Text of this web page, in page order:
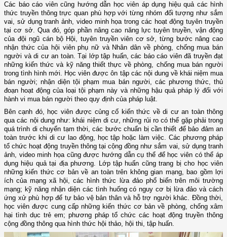
Các báo cáo viên cũng hướng dẫn học viên áp dụng hiệu quả các hình
thức truyền thông trực quan phù hợp với từng nhóm đối tượng như sắm
vai, sử dụng tranh ảnh, video minh họa trong các hoạt động tuyên truyền
tại cơ sở. Qua đó, góp phần nâng cao năng lực tuyên truyền, vận động
của đội ngũ cán bộ Hội, tuyên truyền viên cơ sở, từng bước nâng cao
nhận thức của hội viên phụ nữ và Nhân dân về phòng, chống mua bán
người và di cư an toàn. Tại lớp tập huấn, các báo cáo viên đã truyền đạt
những kiến thức và kỹ năng thiết thực về phòng, chống mua bán người
trong tình hình mới. Học viên được ôn tập các nội dung về khái niệm mua
bán người; nhận diện tội phạm mua bán người, các phương thức, thủ
đoạn hoạt động của loại tội phạm này và những hậu quả pháp lý đối với
hành vi mua bán người theo quy định của pháp luật.
Bên cạnh đó, học viên được củng cố kiến thức về di cư an toàn thông
qua các nội dung như: khái niệm di cư, những rủi ro có thể gặp phải trong
quá trình di chuyển tạm thời, các bước chuẩn bị cần thiết để bảo đảm an
toàn trước khi di cư lao động, học tập hoặc làm việc. Các phương pháp
tổ chức hoạt động truyền thông tại cộng đồng như sắm vai, sử dụng tranh
ảnh, video minh họa cũng được hướng dẫn cụ thể để học viên có thể áp
dụng hiệu quả tại địa phương. Lớp tập huấn cũng trang bị cho học viên
những kiến thức cơ bản về an toàn trên không gian mạng, bao gồm lợi
ích của mạng xã hội, các hình thức lừa đảo phổ biến trên môi trường
mạng; kỹ năng nhận diện các tình huống có nguy cơ bị lừa đảo và cách
ứng xử phù hợp để tự bảo vệ bản thân và hỗ trợ người khác. Đồng thời,
học viên được cung cấp những kiến thức cơ bản về phòng, chống xâm
hại tình dục trẻ em; phương pháp tổ chức các hoạt động truyền thông
cộng đồng thông qua hình thức hội thảo, hội thi, tập huấn.